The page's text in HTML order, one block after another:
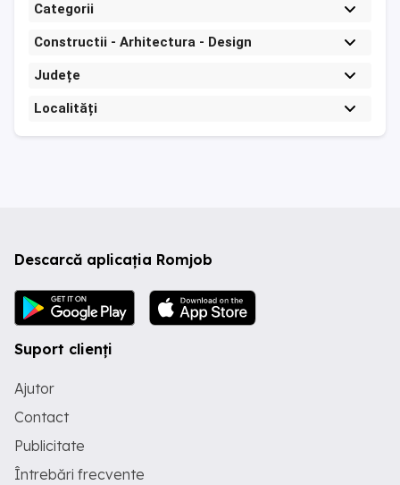
Categorii
Constructii - Arhitectura - Design
Județe
Localități
Descarcă aplicația Romjob
Suport clienți
Ajutor
Contact
Publicitate
Întrebări frecvente